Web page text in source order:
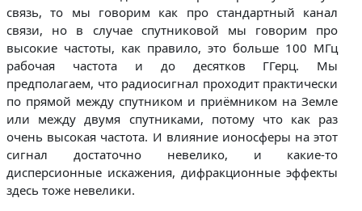
связь, то мы говорим как про стандартный канал
связи, но в случае спутниковой мы говорим про
высокие частоты, как правило, это больше 100 МГц
рабочая частота и до десятков ГГерц. Мы
предполагаем, что радиосигнал проходит практически
по прямой между спутником и приёмником на Земле
или между двумя спутниками, потому что как раз
очень высокая частота. И влияние ионосферы на этот
сигнал достаточно невелико, и какие-то
дисперсионные искажения, дифракционные эффекты
здесь тоже невелики.